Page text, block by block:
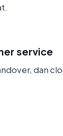
service
dan